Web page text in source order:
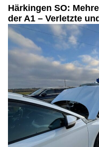
Härkingen SO:
der A1 – Verletzte